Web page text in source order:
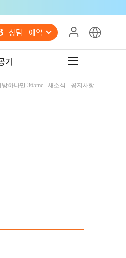
상담 예약
기
하나만 365mc - 새소식 - 공지사항